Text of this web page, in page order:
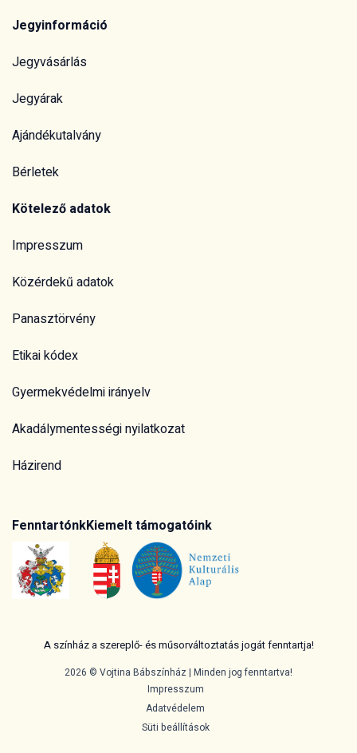
Jegyinformáció
Jegyvásárlás
Jegyárak
Ajándékutalvány
Bérletek
Kötelező adatok
Impresszum
Közérdekű adatok
Panasztörvény
Etikai kódex
Gyermekvédelmi irányelv
Akadálymentességi nyilatkozat
Házirend
FenntartónkKiemelt támogatóink
A színház a szereplő- és műsorváltoztatás jogát fenntartja!
2026 © Vojtina Bábszínház | Minden jog fenntartva!
Impresszum
Adatvédelem
Süti beállítások